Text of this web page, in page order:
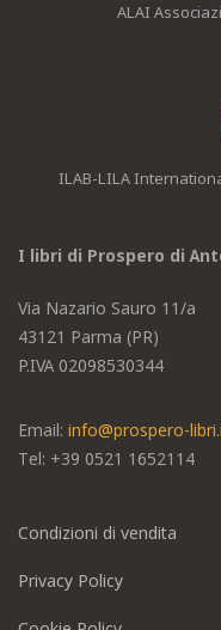
ALAI
ILAB-LILA
I libri di Prospero di
Via Nazario Sauro 11/a
43121 Parma (PR)
P.IVA 02098530344
Email: info@prospero-
Tel: +39 0521 1652114
Condizioni di vendita
Privacy Policy